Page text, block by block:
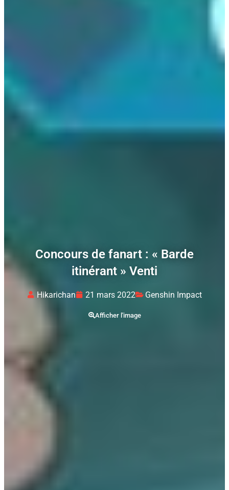
Concours de fanart : « Barde
itinérant » Venti
Hikarichan 21 mars 2022 Genshin Impact
Afficher l'image